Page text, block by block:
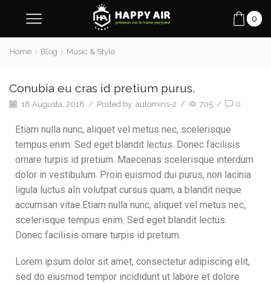
0
Home Blog Music & Style
Conubia eu cras id pretium purus.
16 Augusta, 2018 / Posted by automiris-2 / 705 / 0
Etiam nulla nunc, aliquet vel metus nec, scelerisque
tempus enim. Sed eget blandit lectus. Donec facilisis
ornare turpis id pretium. Maecenas scelerisque interdum
dolor in vestibulum. Proin euismod dui purus, non lacinia
ligula luctus aIn volutpat cursus quam, a blandit neque
accumsan vitae.Etiam nulla nunc, aliquet vel metus nec,
scelerisque tempus enim. Sed eget blandit lectus.
Donec facilisis ornare turpis id pretium.
Lorem ipsum dolor sit amet, consectetur adipiscing elit,
sed do eiusmod tempor incididunt ut labore et dolore